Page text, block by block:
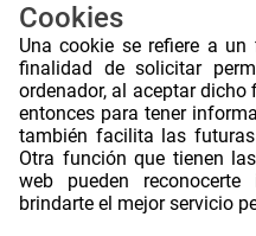
Cookies
Una cookie se refiere a
finalidad de solicitar
ordenador, al aceptar dicho
entonces para tener
también facilita las
Otra función que tienen
web pueden
brindarte el mejor servicio